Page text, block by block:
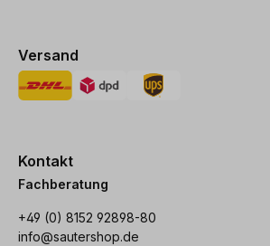
Versand
Kontakt
Fachberatung
+49 (0) 8152 92898-80
info@sautershop.de